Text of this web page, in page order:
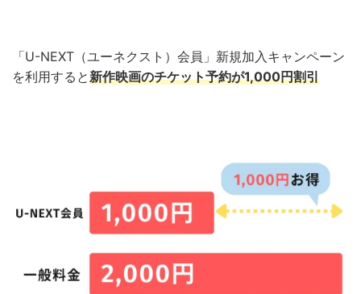
「U-NEXT（ユーネクスト）会員」新規加入キャンペーン
を利用すると新作映画のチケット予約が1,000円割引